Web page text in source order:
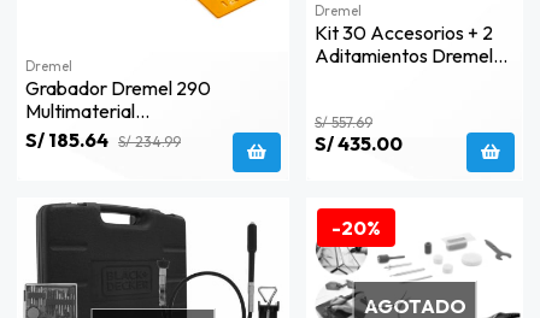
Dremel
Grabador Dremel 290
Multimaterial
Metal/vidrio/aluminio/plástico
F013.029.0je
S/ 185.64 S/ 234.99
Dremel
Kit 30 Accesorios + 2
Aditamientos Dremel
S/ 435.00
S/ 557.69
-20%
AGOTADO